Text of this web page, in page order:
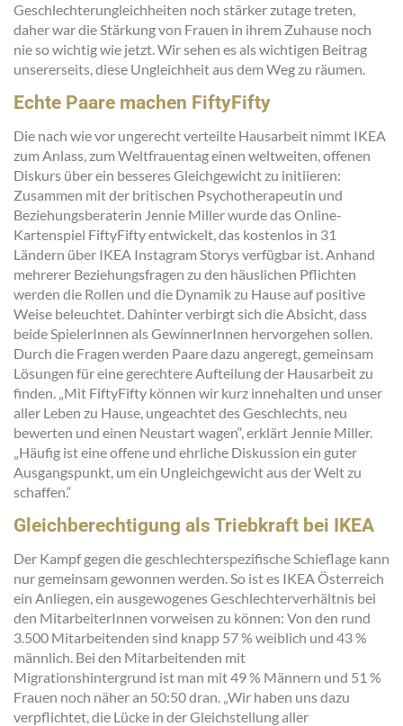
Geschlechterungleichheiten noch stärker zutage treten,
daher war die Stärkung von Frauen in ihrem Zuhause noch
nie so wichtig wie jetzt. Wir sehen es als wichtigen Beitrag
unsererseits, diese Ungleichheit aus dem Weg zu räumen.
Echte Paare machen FiftyFifty
Die nach wie vor ungerecht verteilte Hausarbeit nimmt IKEA
zum Anlass, zum Weltfrauentag einen weltweiten, offenen
Diskurs über ein besseres Gleichgewicht zu initiieren:
Zusammen mit der britischen Psychotherapeutin und
Beziehungsberaterin Jennie Miller wurde das Online-
Kartenspiel FiftyFifty entwickelt, das kostenlos in 31
Ländern über IKEA Instagram Storys verfügbar ist. Anhand
mehrerer Beziehungsfragen zu den häuslichen Pflichten
werden die Rollen und die Dynamik zu Hause auf positive
Weise beleuchtet. Dahinter verbirgt sich die Absicht, dass
beide SpielerInnen als GewinnerInnen hervorgehen sollen.
Durch die Fragen werden Paare dazu angeregt, gemeinsam
Lösungen für eine gerechtere Aufteilung der Hausarbeit zu
finden. „Mit FiftyFifty können wir kurz innehalten und unser
aller Leben zu Hause, ungeachtet des Geschlechts, neu
bewerten und einen Neustart wagen“, erklärt Jennie Miller.
„Häufig ist eine offene und ehrliche Diskussion ein guter
Ausgangspunkt, um ein Ungleichgewicht aus der Welt zu
schaffen.“
Gleichberechtigung als Triebkraft bei IKEA
Der Kampf gegen die geschlechterspezifische Schieflage kann
nur gemeinsam gewonnen werden. So ist es IKEA Österreich
ein Anliegen, ein ausgewogenes Geschlechterverhältnis bei
den MitarbeiterInnen vorweisen zu können: Von den rund
3.500 Mitarbeitenden sind knapp 57 % weiblich und 43 %
männlich. Bei den Mitarbeitenden mit
Migrationshintergrund ist man mit 49 % Männern und 51 %
Frauen noch näher an 50:50 dran. „Wir haben uns dazu
verpflichtet, die Lücke in der Gleichstellung aller